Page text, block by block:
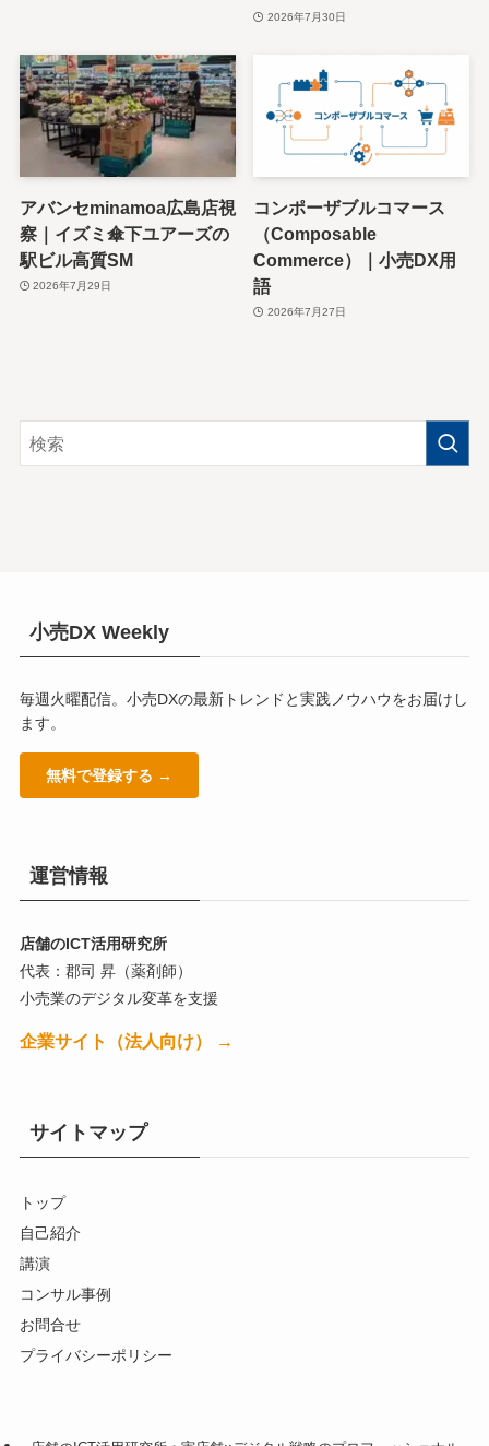
2026年7月30日
アバンセminamoa広島店視
察｜イズミ傘下ユアーズの
駅ビル高質SM
2026年7月29日
コンポーザブルコマース
（Composable
Commerce）｜小売DX用
語
2026年7月27日
小売DX Weekly
毎週火曜配信。小売DXの最新トレンドと実践ノウハウをお届けし
ます。
無料で登録する →
運営情報
店舗のICT活用研究所
代表：郡司 昇（薬剤師）
小売業のデジタル変革を支援
企業サイト（法人向け） →
サイトマップ
トップ
自己紹介
講演
コンサル事例
お問合せ
プライバシーポリシー